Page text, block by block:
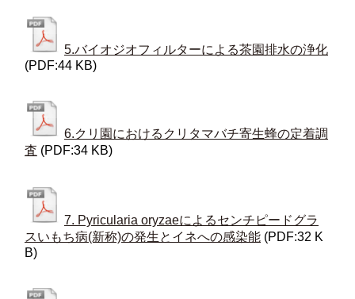
5.バイオジオフィルターによる茶園排水の浄化
(PDF:44 KB)
6.クリ園におけるクリタマバチ寄生蜂の定着調
査 (PDF:34 KB)
7. Pyricularia oryzaeによるセンチピードグラ
スいもち病(新称)の発生とイネへの感染能 (PDF:32 K
B)